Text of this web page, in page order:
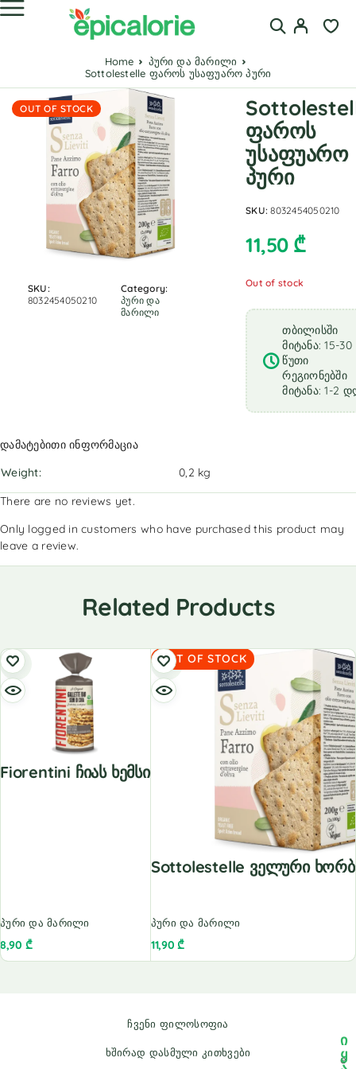
Home
პური და მარილი
Sottolestelle ფაროს უსაფუარო პური
OUT OF STOCK
SKU:
8032454050210
Category:
პური და
მარილი
ფაროს
უსაფუარო
პური
SKU:8032454050210
11,50 ₾
Out of stock
თბილისში
მიტანა: 15-30
წუთი
რეგიონებში
მიტანა: 1-2
დამატებითი ინფორმაცია
Weight
0,2 kg
There are no reviews yet.
Only logged in customers who have purchased this product may
leave a review.
Related Products
Fiorentini Ჩიას Ხემსი
პური და მარილი
8,90 ₾
OUT OF STOCK
Sottolestelle Ველური
პური და მარილი
11,90₾
ჩვენი ფილოსოფია
ხშირად დასმული კითხვები
e
ი
ყ